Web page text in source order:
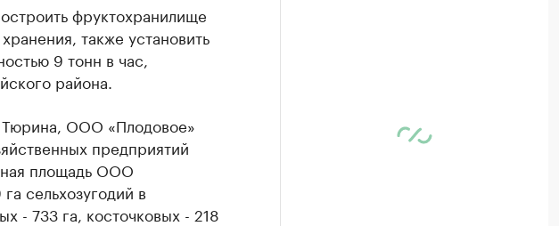
фруктохранилище
также установить
9 тонн в час,
района.
Тюрина, ООО «Плодовое»
предприятий
площадь ООО
сельхозугодий в
- 733 га, косточковых - 218